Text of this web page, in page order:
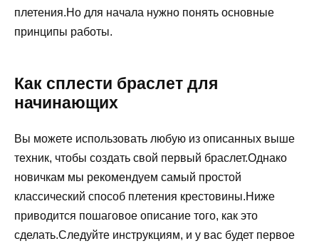
плетения.Но для начала нужно понять основные
принципы работы.
Как сплести браслет для
начинающих
Вы можете использовать любую из описанных выше
техник, чтобы создать свой первый браслет.Однако
новичкам мы рекомендуем самый простой
классический способ плетения крестовины.Ниже
приводится пошаговое описание того, как это
сделать.Следуйте инструкциям, и у вас будет первое